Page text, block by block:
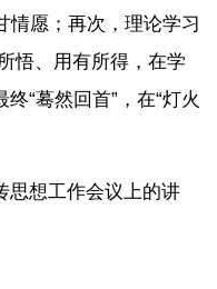
情愿；再次，理论学习
悟、用有所得，在学
“蓦然回首”，在“灯火
思想工作会议上的讲